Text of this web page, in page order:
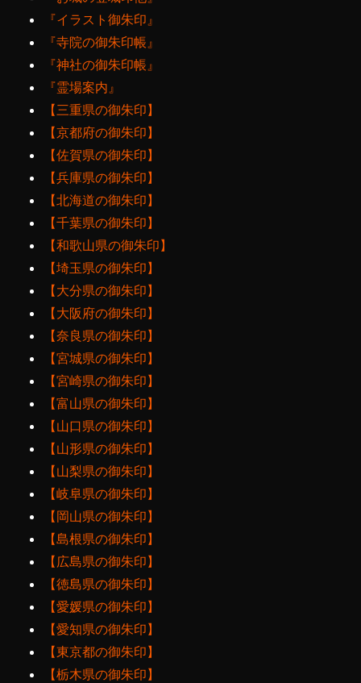
『イラスト御朱印』
『寺院の御朱印帳』
『神社の御朱印帳』
『霊場案内』
【三重県の御朱印】
【京都府の御朱印】
【佐賀県の御朱印】
【兵庫県の御朱印】
【北海道の御朱印】
【千葉県の御朱印】
【和歌山県の御朱印】
【埼玉県の御朱印】
【大分県の御朱印】
【大阪府の御朱印】
【奈良県の御朱印】
【宮城県の御朱印】
【宮崎県の御朱印】
【富山県の御朱印】
【山口県の御朱印】
【山形県の御朱印】
【山梨県の御朱印】
【岐阜県の御朱印】
【岡山県の御朱印】
【島根県の御朱印】
【広島県の御朱印】
【徳島県の御朱印】
【愛媛県の御朱印】
【愛知県の御朱印】
【東京都の御朱印】
【栃木県の御朱印】